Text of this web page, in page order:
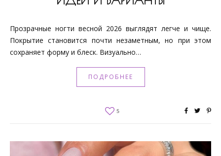
Прозрачные ногти весной 2026 выглядят легче и чище.
Покрытие становится почти незаметным, но при этом
сохраняет форму и блеск. Визуально…
ПОДРОБНЕЕ
5